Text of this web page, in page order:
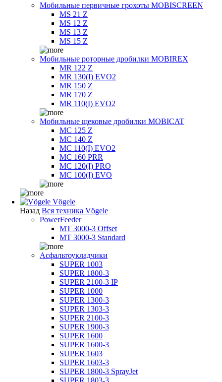
Мобильные первичные грохоты MOBISCREEN
MS 21 Z
MS 12 Z
MS 13 Z
MS 15 Z
Мобильные роторные дробилки MOBIREX
MR 122 Z
MR 130(I) EVO2
MR 150 Z
MR 170 Z
MR 110(I) EVO2
Мобильные щековые дробилки MOBICAT
MC 125 Z
MC 140 Z
MC 110(I) EVO2
MC 160 PRR
MC 120(I) PRO
MC 100(I) EVO
Vögele
Назад Вся техника Vögele
PowerFeeder
MT 3000-3 Offset
MT 3000-3 Standard
Асфальтоукладчики
SUPER 1003
SUPER 1800-3
SUPER 2100-3 IP
SUPER 1000
SUPER 1300-3
SUPER 1303-3
SUPER 2100-3
SUPER 1900-3
SUPER 1600
SUPER 1600-3
SUPER 1603
SUPER 1603-3
SUPER 1800-3 SprayJet
SUPER 1803-3